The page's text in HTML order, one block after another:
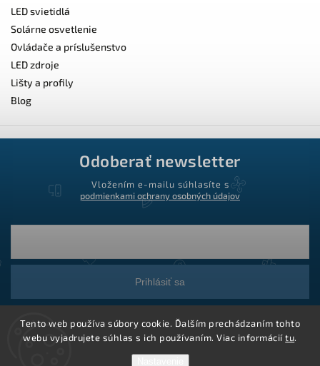
Tento web používa súbory cookie. Ďalším prechádzaním tohto
webu vyjadrujete súhlas s ich používaním. Viac informáciítu.
LED svietidlá
Solárne osvetlenie
Ovládače a príslušenstvo
LED zdroje
Lišty a profily
Blog
Odoberať newsletter
Vložením e-mailu súhlasíte s
podmienkami ochrany osobných údajov
Prihlásiť sa